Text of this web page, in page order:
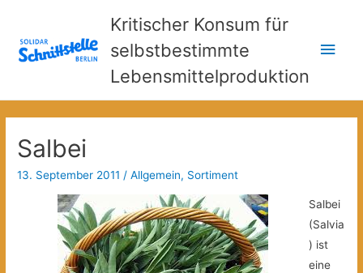
Kritischer Konsum für
selbstbestimmte
Lebensmittelproduktion
Salbei
13. September 2011 /Allgemein, Sortiment
Salbei
(Salvia
) ist
eine